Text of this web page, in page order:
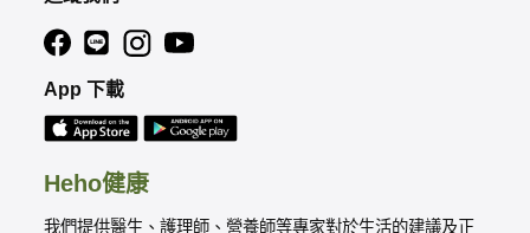
Heho健康
我們提供醫生、護理師、營養師等專家對於生活的建議及正
App 下載